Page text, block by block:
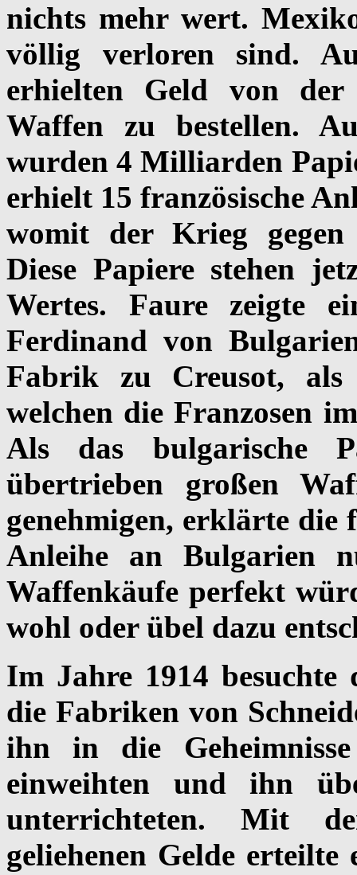
nichts mehr wert.
völlig verloren sind.
erhielten Geld von
Waffen zu bestellen.
wurden 4 Milliarden
erhielt 15 französische
womit der Krieg
Diese Papiere stehen
Wertes. Faure zeigte
Ferdinand von
Fabrik zu Creusot,
welchen die Franzosen
Als das bulgarische
übertrieben großen
genehmigen, erklärte die
Anleihe an Bulgarien
Waffenkäufe perfekt
wohl oder übel dazu
Im Jahre 1914
die Fabriken von
ihn in die
einweihten und ihn
unterrichteten. Mit
geliehenen Gelde